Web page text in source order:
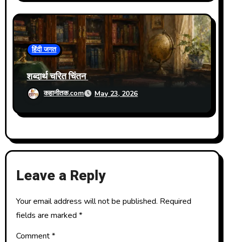
हिंदी जगत
शब्दार्थ चरित चिंतन
कहानीतक.com May 23, 2026
Leave a Reply
Your email address will not be published. Required
fields are marked *
Comment*